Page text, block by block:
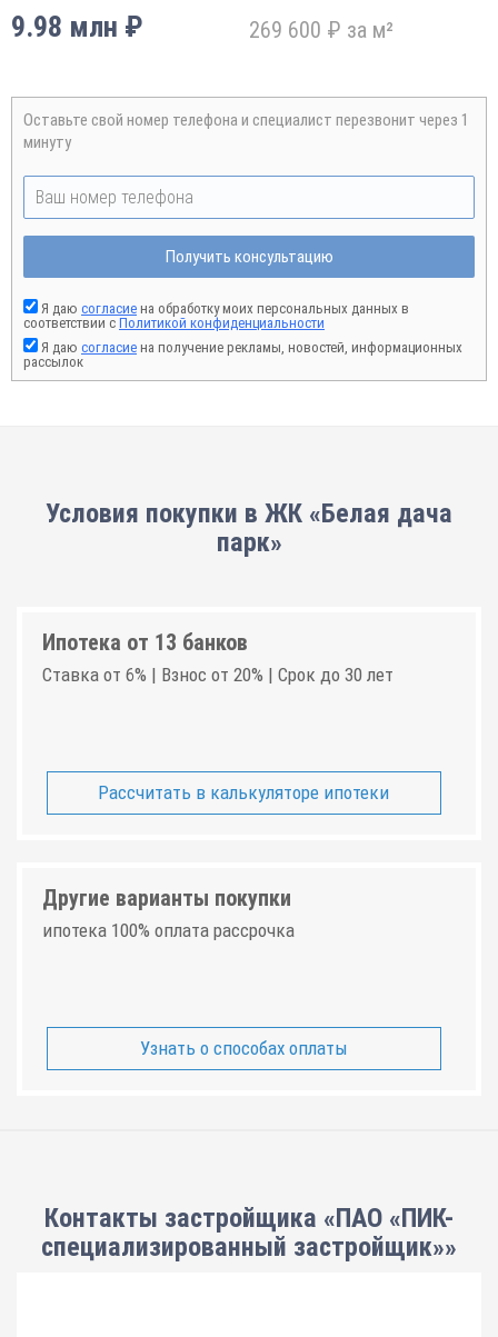
9.98 млн ₽ 269 600 ₽ за м²
Оставьте свой номер телефона и специалист перезвонит через 1
минуту
Получить консультацию
Я даю согласие на обработку моих персональных данных в
соответствии с Политикой конфиденциальности
Я даю согласие на получение рекламы, новостей, информационных
рассылок
Условия покупки в ЖК «Белая дача
парк»
Ипотека от 13 банков
Ставка от 6% | Взнос от 20% | Срок до 30 лет
Рассчитать в калькуляторе ипотеки
Другие варианты покупки
ипотека 100% оплата рассрочка
Узнать о способах оплаты
Контакты застройщика «ПАО «ПИК-
специализированный застройщик»»